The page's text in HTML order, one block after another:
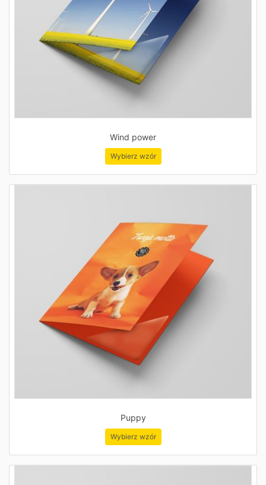
Wind power
Wybierz wzór
Puppy
Wybierz wzór